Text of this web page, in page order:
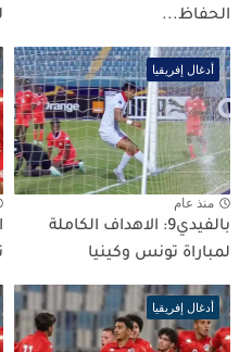
الحفاظ...
أدغال إفريقيا
منذ عام
بالفيدي9: الاهداف الكاملة
لمباراة تونس وكينيا
أدغال إفريقيا